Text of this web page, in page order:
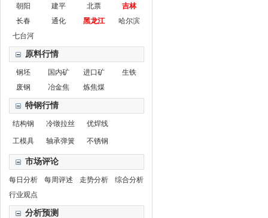
朝阳
建平 北票
吉林
长春
通化 黑龙江
哈尔滨
七台河
原料行情
钢坯 国内矿 进口矿
生铁
废钢
冶金焦 炼焦煤
特钢行情
结构钢 冷镦拉丝 优焊线
工模具 轴承弹簧 不锈钢
市场评论
每日分析 每周评述 走势分析
综合分析
行业观点
分析预测